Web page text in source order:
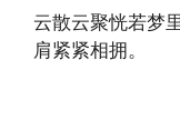
云散云聚恍若梦
肩紧紧相拥。